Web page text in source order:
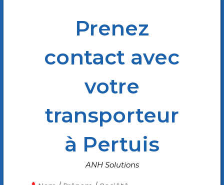
Prenez
contact avec
votre
transporteur
à Pertuis
ANH Solutions